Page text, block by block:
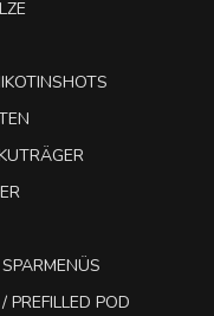
PREFILLED POD